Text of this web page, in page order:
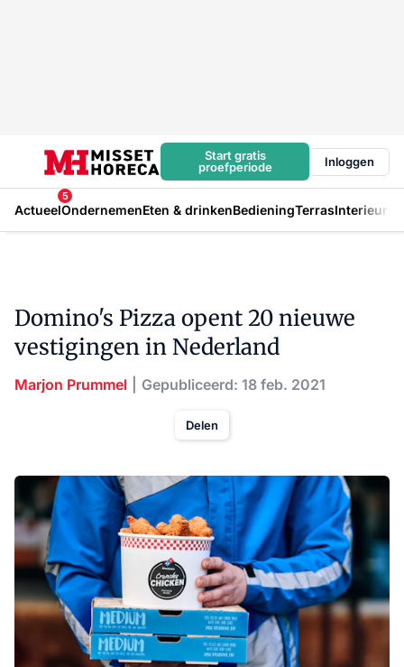
Start gratis
proefperiode
Inloggen
Actueel
5
OndernemenEten & drinkenBedieningTerrasInterieur
Domino's Pizza opent 20 nieuwe
vestigingen in Nederland
Marjon Prummel Gepubliceerd: 18 feb. 2021
Delen